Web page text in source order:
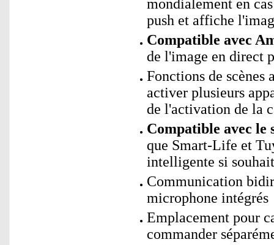
mondialement en
push et affiche
Compatible avec
de l'image en direct
Fonctions de scènes
activer plusieurs
de l'activation de la
Compatible avec le
que Smart-Life et
intelligente si
Communication
microphone intégrés
Emplacement pour
commander